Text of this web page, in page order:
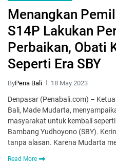
Menangkan
S14P Lakukan
Perbaikan, Obati
Seperti Era SBY
ByPena Bali 18 May 2023
Denpasar (Penabali.com) –
Bali, Made Mudarta,
masyarakat untuk kembali
Bambang Yudhoyono (SBY).
tanpa alasan. Karena Mudarta
Read More